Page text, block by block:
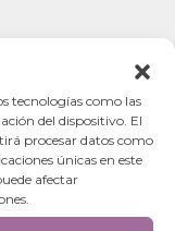
tecnologías como las
del dispositivo. El
procesar datos como
únicas en este
afectar